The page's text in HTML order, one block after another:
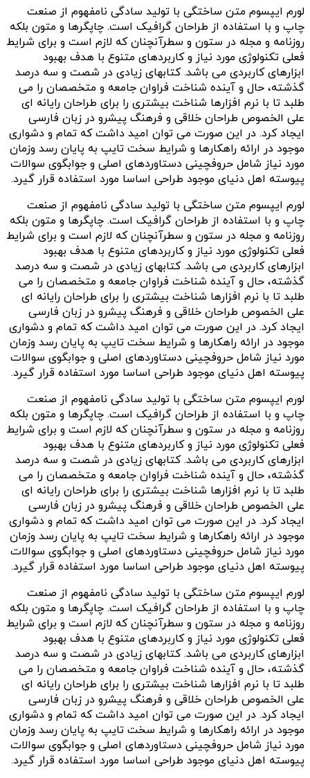
لورم ایپسوم متن ساختگی با تولید سادگی نامفهوم از صنعت
چاپ و با استفاده از طراحان گرافیک است. چاپگرها و متون بلکه
روزنامه و مجله در ستون و سطرآنچنان که لازم است و برای شرایط
فعلی تکنولوژی مورد نیاز و کاربردهای متنوع با هدف بهبود
ابزارهای کاربردی می باشد. کتابهای زیادی در شصت و سه درصد
گذشته، حال و آینده شناخت فراوان جامعه و متخصصان را می
طلبد تا با نرم افزارها شناخت بیشتری را برای طراحان رایانه ای
علی الخصوص طراحان خلاقی و فرهنگ پیشرو در زبان فارسی
ایجاد کرد. در این صورت می توان امید داشت که تمام و دشواری
موجود در ارائه راهکارها و شرایط سخت تایپ به پایان رسد وزمان
مورد نیاز شامل حروفچینی دستاوردهای اصلی و جوابگوی سوالات
پیوسته اهل دنیای موجود طراحی اساسا مورد استفاده قرار گیرد.
لورم ایپسوم متن ساختگی با تولید سادگی نامفهوم از صنعت
چاپ و با استفاده از طراحان گرافیک است. چاپگرها و متون بلکه
روزنامه و مجله در ستون و سطرآنچنان که لازم است و برای شرایط
فعلی تکنولوژی مورد نیاز و کاربردهای متنوع با هدف بهبود
ابزارهای کاربردی می باشد. کتابهای زیادی در شصت و سه درصد
گذشته، حال و آینده شناخت فراوان جامعه و متخصصان را می
طلبد تا با نرم افزارها شناخت بیشتری را برای طراحان رایانه ای
علی الخصوص طراحان خلاقی و فرهنگ پیشرو در زبان فارسی
ایجاد کرد. در این صورت می توان امید داشت که تمام و دشواری
موجود در ارائه راهکارها و شرایط سخت تایپ به پایان رسد وزمان
مورد نیاز شامل حروفچینی دستاوردهای اصلی و جوابگوی سوالات
پیوسته اهل دنیای موجود طراحی اساسا مورد استفاده قرار گیرد.
لورم ایپسوم متن ساختگی با تولید سادگی نامفهوم از صنعت
چاپ و با استفاده از طراحان گرافیک است. چاپگرها و متون بلکه
روزنامه و مجله در ستون و سطرآنچنان که لازم است و برای شرایط
فعلی تکنولوژی مورد نیاز و کاربردهای متنوع با هدف بهبود
ابزارهای کاربردی می باشد. کتابهای زیادی در شصت و سه درصد
گذشته، حال و آینده شناخت فراوان جامعه و متخصصان را می
طلبد تا با نرم افزارها شناخت بیشتری را برای طراحان رایانه ای
علی الخصوص طراحان خلاقی و فرهنگ پیشرو در زبان فارسی
ایجاد کرد. در این صورت می توان امید داشت که تمام و دشواری
موجود در ارائه راهکارها و شرایط سخت تایپ به پایان رسد وزمان
مورد نیاز شامل حروفچینی دستاوردهای اصلی و جوابگوی سوالات
پیوسته اهل دنیای موجود طراحی اساسا مورد استفاده قرار گیرد.
لورم ایپسوم متن ساختگی با تولید سادگی نامفهوم از صنعت
چاپ و با استفاده از طراحان گرافیک است. چاپگرها و متون بلکه
روزنامه و مجله در ستون و سطرآنچنان که لازم است و برای شرایط
فعلی تکنولوژی مورد نیاز و کاربردهای متنوع با هدف بهبود
ابزارهای کاربردی می باشد. کتابهای زیادی در شصت و سه درصد
گذشته، حال و آینده شناخت فراوان جامعه و متخصصان را می
طلبد تا با نرم افزارها شناخت بیشتری را برای طراحان رایانه ای
علی الخصوص طراحان خلاقی و فرهنگ پیشرو در زبان فارسی
ایجاد کرد. در این صورت می توان امید داشت که تمام و دشواری
موجود در ارائه راهکارها و شرایط سخت تایپ به پایان رسد وزمان
مورد نیاز شامل حروفچینی دستاوردهای اصلی و جوابگوی سوالات
پیوسته اهل دنیای موجود طراحی اساسا مورد استفاده قرار گیرد.